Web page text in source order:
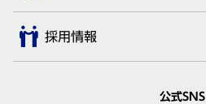
採用情報
公式SNS